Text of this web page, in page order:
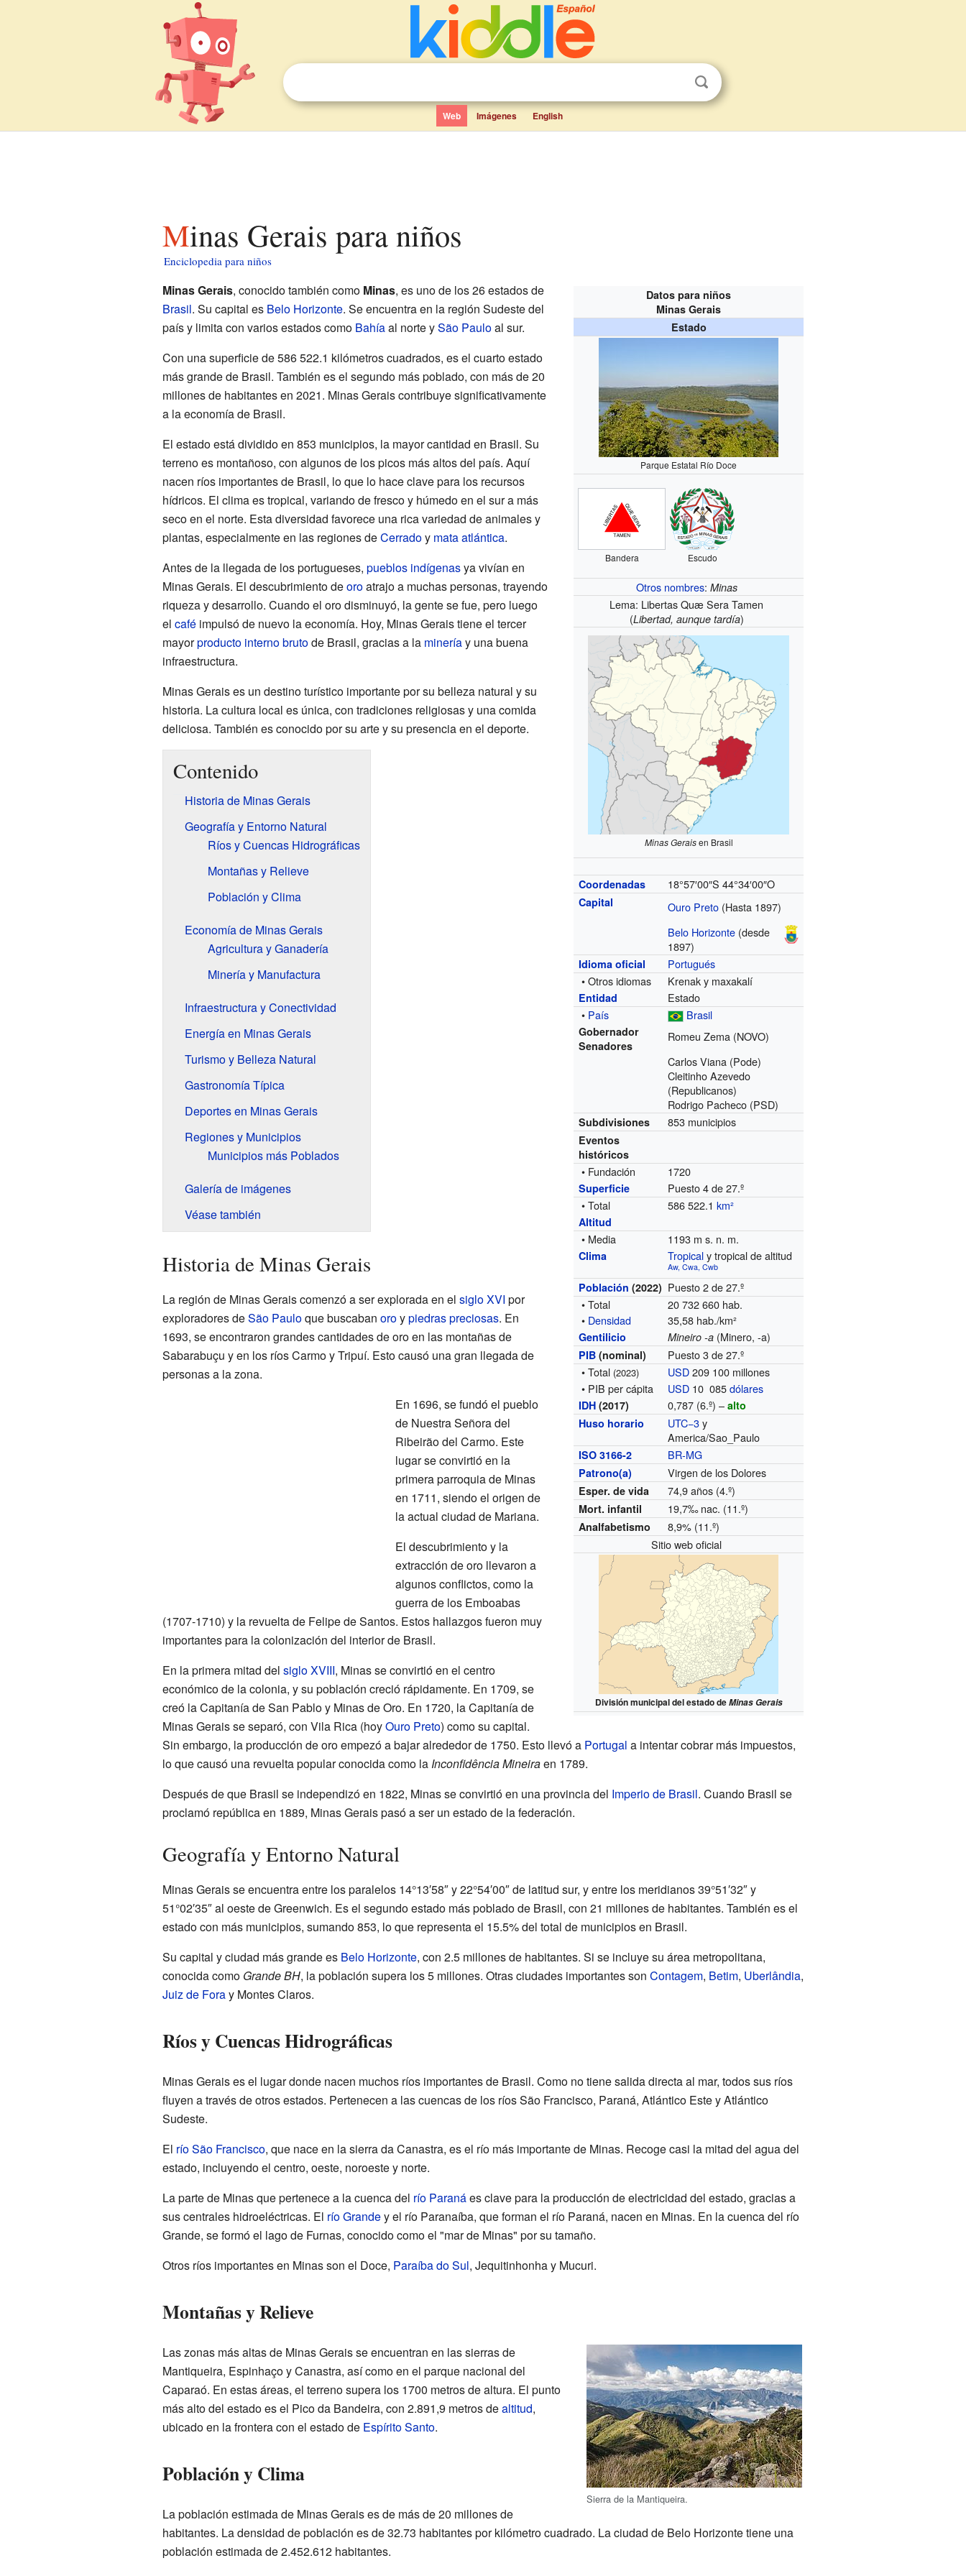
Web Imágenes English
Minas Gerais para niños
Enciclopedia para niños
Datos para niños
Minas Gerais
Estado
Parque Estatal Río Doce
Bandera Escudo
Otros nombres: Minas
Lema: Libertas Quæ Sera Tamen
(Libertad, aunque tardía)
Minas Geraisen Brasil
Coordenadas 18°57′00″S 44°34′00″O
Capital Ouro Preto (Hasta 1897)
Belo Horizonte (desde
1897)
Idioma oficial
Portugués
• Otros idiomas
Krenak y maxakalí
Entidad
Estado
• País Brasil
Gobernador
Senadores
Romeu Zema (NOVO)
Carlos Viana (Pode)
Cleitinho Azevedo
(Republicanos)
Rodrigo Pacheco (PSD)
Subdivisiones 853 municipios
Eventos
históricos
• Fundación 1720
Superficie
Puesto 4 de 27.º
• Total
586 522.1km²
Altitud
• Media 1193 m s. n. m.
Clima Tropicaly tropical de altitud
Aw, Cwa, Cwb
Población (2022) Puesto 2 de 27.º
• Total
20 732 660 hab.
• Densidad 35,58 hab./km²
Gentilicio Mineiro -a (Minero, -a)
PIB (nominal)
Puesto 3 de 27.º
• Total (2023) USD209 100 millones
• PIB per cápita
USD 10 085dólares
IDH (2017) 0,787 (6.º) –alto
Huso horario
UTC−3y
America/Sao_Paulo
ISO 3166-2 BR-MG
Patrono(a) Virgen de los Dolores
Esper. de vida 74,9 años (4.º)
Mort. infantil 19,7‰ nac. (11.º)
Analfabetismo
8,9% (11.º)
Sitio web oficial
División municipal del estado deMinas Gerais
Minas Gerais, conocido también como Minas, es uno de los 26 estados de
Brasil. Su capital es Belo Horizonte. Se encuentra en la región Sudeste del
país y limita con varios estados como Bahíaal norte ySão Pauloal sur.
Con una superficie de 586 522.1 kilómetros cuadrados, es el cuarto estado
más grande de Brasil. También es el segundo más poblado, con más de 20
millones de habitantes en 2021. Minas Gerais contribuye significativamente
a la economía de Brasil.
El estado está dividido en 853 municipios, la mayor cantidad en Brasil. Su
terreno es montañoso, con algunos de los picos más altos del país. Aquí
nacen ríos importantes de Brasil, lo que lo hace clave para los recursos
hídricos. El clima es tropical, variando de fresco y húmedo en el sur a más
seco en el norte. Esta diversidad favorece una rica variedad de animales y
plantas, especialmente en las regiones deCerradoy mata atlántica.
Antes de la llegada de los portugueses, pueblos indígenasya vivían en
Minas Gerais. El descubrimiento deoroatrajo a muchas personas, trayendo
riqueza y desarrollo. Cuando el oro disminuyó, la gente se fue, pero luego
el caféimpulsó de nuevo la economía. Hoy, Minas Gerais tiene el tercer
mayorproducto interno brutode Brasil, gracias a la mineríay una buena
infraestructura.
Minas Gerais es un destino turístico importante por su belleza natural y su
historia. La cultura local es única, con tradiciones religiosas y una comida
deliciosa. También es conocido por su arte y su presencia en el deporte.
Contenido
Historia de Minas Gerais
Geografía y Entorno Natural
Ríos y Cuencas Hidrográficas
Montañas y Relieve
Población y Clima
Economía de Minas Gerais
Agricultura y Ganadería
Minería y Manufactura
Infraestructura y Conectividad
Energía en Minas Gerais
Turismo y Belleza Natural
Gastronomía Típica
Deportes en Minas Gerais
Regiones y Municipios
Municipios más Poblados
Galería de imágenes
Véase también
Historia de Minas Gerais
La región de Minas Gerais comenzó a ser explorada en el siglo XVI por
exploradores deSão Pauloque buscaban oroypiedras preciosas. En
1693, se encontraron grandes cantidades de oro en las montañas de
Sabarabuçu y en los ríos Carmo y Tripuí. Esto causó una gran llegada de
personas a la zona.
En 1696, se fundó el pueblo
de Nuestra Señora del
Ribeirão del Carmo. Este
lugar se convirtió en la
primera parroquia de Minas
en 1711, siendo el origen de
la actual ciudad de Mariana.
El descubrimiento y la
extracción de oro llevaron a
algunos conflictos, como la
guerra de los Emboabas
(1707-1710) y la revuelta de Felipe de Santos. Estos hallazgos fueron muy
importantes para la colonización del interior de Brasil.
En la primera mitad del siglo XVIII, Minas se convirtió en el centro
económico de la colonia, y su población creció rápidamente. En 1709, se
creó la Capitanía de San Pablo y Minas de Oro. En 1720, la Capitanía de
Minas Gerais se separó, con Vila Rica (hoyOuro Preto) como su capital.
Sin embargo, la producción de oro empezó a bajar alrededor de 1750. Esto llevó a Portugal a intentar cobrar más impuestos,
lo que causó una revuelta popular conocida como la Inconfidência Mineiraen 1789.
Después de que Brasil se independizó en 1822, Minas se convirtió en una provincia del Imperio de Brasil. Cuando Brasil se
proclamó república en 1889, Minas Gerais pasó a ser un estado de la federación.
Geografía y Entorno Natural
Minas Gerais se encuentra entre los paralelos 14°13′58″ y 22°54′00″ de latitud sur, y entre los meridianos 39°51′32″ y
51°02′35″ al oeste de Greenwich. Es el segundo estado más poblado de Brasil, con 21 millones de habitantes. También es el
estado con más municipios, sumando 853, lo que representa el 15.5% del total de municipios en Brasil.
Su capital y ciudad más grande es Belo Horizonte, con 2.5 millones de habitantes. Si se incluye su área metropolitana,
conocida como Grande BH, la población supera los 5 millones. Otras ciudades importantes son Contagem, Betim, Uberlândia,
Juiz de Foray Montes Claros.
Ríos y Cuencas Hidrográficas
Minas Gerais es el lugar donde nacen muchos ríos importantes de Brasil. Como no tiene salida directa al mar, todos sus ríos
fluyen a través de otros estados. Pertenecen a las cuencas de los ríos São Francisco, Paraná, Atlántico Este y Atlántico
Sudeste.
El río São Francisco, que nace en la sierra da Canastra, es el río más importante de Minas. Recoge casi la mitad del agua del
estado, incluyendo el centro, oeste, noroeste y norte.
La parte de Minas que pertenece a la cuenca del río Paranáes clave para la producción de electricidad del estado, gracias a
sus centrales hidroeléctricas. El río Grandey el río Paranaíba, que forman el río Paraná, nacen en Minas. En la cuenca del río
Grande, se formó el lago de Furnas, conocido como el "mar de Minas" por su tamaño.
Otros ríos importantes en Minas son el Doce, Paraíba do Sul, Jequitinhonha y Mucuri.
Montañas y Relieve
Sierra de la Mantiqueira.
Las zonas más altas de Minas Gerais se encuentran en las sierras de
Mantiqueira, Espinhaço y Canastra, así como en el parque nacional del
Caparaó. En estas áreas, el terreno supera los 1700 metros de altura. El punto
más alto del estado es el Pico da Bandeira, con 2.891,9 metros dealtitud,
ubicado en la frontera con el estado de Espírito Santo.
Población y Clima
La población estimada de Minas Gerais es de más de 20 millones de
habitantes. La densidad de población es de 32.73 habitantes por kilómetro cuadrado. La ciudad de Belo Horizonte tiene una
población estimada de 2.452.612 habitantes.